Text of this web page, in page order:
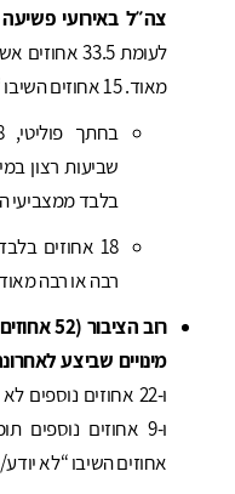
צה״ל באירועי פשיעה
לעומת 33.5
מאוד. 15 אחוזים השיבו “לא יודע/ת”.
בלבד ממצביעי
18 אחוזים
רבה או רבה מאוד, לעומת 37 אחוזים
רוב הציבור (52 אחוזים)
מינויים שביצע
אחוזים השיבו “לא